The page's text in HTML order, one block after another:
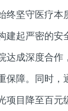
终坚守医疗本
建起严密的安
达成深度合作
保障。同时，
项目降至百元